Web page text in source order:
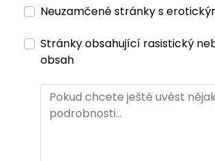
Neuzamčené stránky s
Stránky obsahující rasistický
obsah